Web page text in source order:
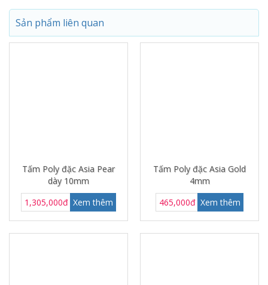
Sản phẩm liên quan
Tấm Poly đặc Asia Pear
dày 10mm
1,305,000đ Xem thêm
Tấm Poly đặc Asia Gold
4mm
465,000đ Xem thêm